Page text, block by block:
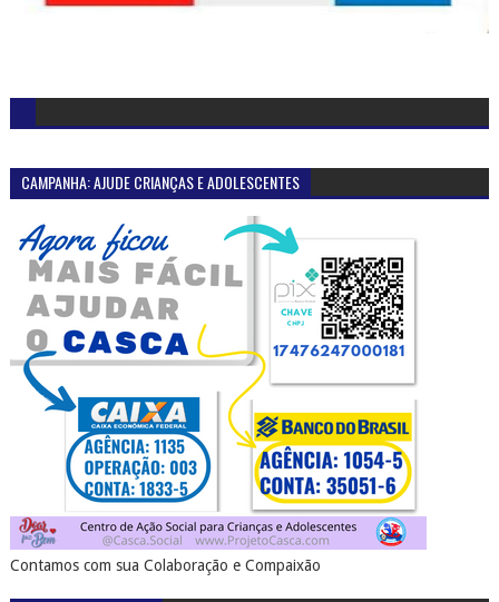
CAMPANHA: AJUDE CRIANÇAS E ADOLESCENTES
Contamos com sua Colaboração e Compaixão